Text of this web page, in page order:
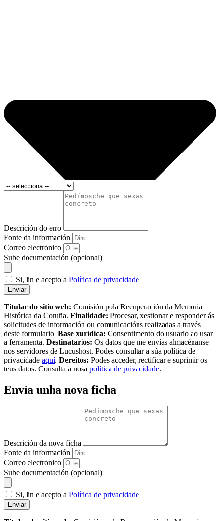
Descrición do erro
Fonte da información
Correo electrónico
Sube documentación (opcional)
Si, lin e acepto a Política de privacidade
Enviar
Titular do sitio web: Comisión pola Recuperación da Memoria
Histórica da Coruña. Finalidade: Procesar, xestionar e responder ás
solicitudes de información ou comunicacións realizadas a través
deste formulario. Base xurídica: Consentimento do usuario ao usar
a ferramenta. Destinatarios: Os datos que me envías almacénanse
nos servidores de Lucushost. Podes consultar a súa política de
privacidade aquí. Dereitos: Podes acceder, rectificar e suprimir os
teus datos. Consulta a nosa política de privacidade.
Envía unha nova ficha
Descrición da nova ficha
Fonte da información
Correo electrónico
Sube documentación (opcional)
Si, lin e acepto a Política de privacidade
Enviar